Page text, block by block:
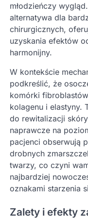
młodzieńczy
alternatywa dla
chirurgicznych,
uzyskania efektów
harmonijny.
W kontekście
podkreślić, że
komórki
kolagenu i elastyny.
do rewitalizacji
naprawcze na
pacjenci obserwują
drobnych
twarzy, co czyni
najbardziej
oznakami starzenia
Zalety i efekty